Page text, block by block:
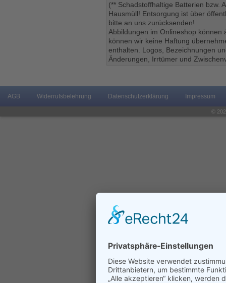
(** Schadstoffhaltige Batterien bzw.
Hausmüll! Entsorgung ist über
bitte an uns zurücksenden!
Abbildungen im Onlineshop
können wir keine Haftung
enthalten. Logos, Bezeichnungen
Änderungen, Irrtümer und
AGB Widerrufsbelehrung Datenschutzerklärung Impressum
©